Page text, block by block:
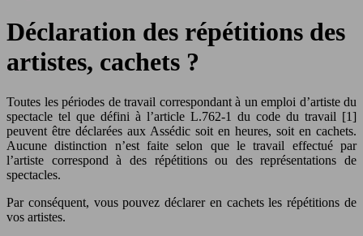
Déclaration des répétitions des
artistes, cachets ?
Toutes les périodes de travail correspondant à un emploi d’artiste du
spectacle tel que défini à l’article L.762-1 du code du travail [1]
peuvent être déclarées aux Assédic soit en heures, soit en cachets.
Aucune distinction n’est faite selon que le travail effectué par
l’artiste correspond à des répétitions ou des représentations de
spectacles.
Par conséquent, vous pouvez déclarer en cachets les répétitions de
vos artistes.